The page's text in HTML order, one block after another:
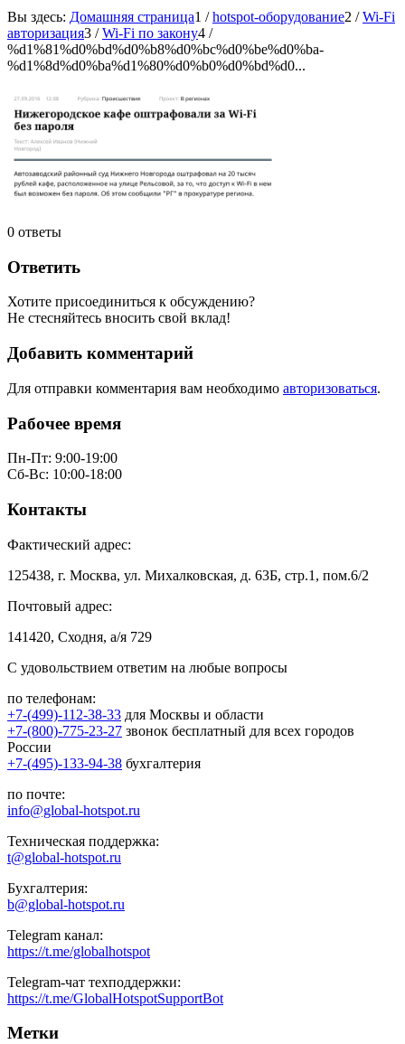
Вы здесь: Домашняя страница1 / hotspot-оборудование2 / Wi-Fi
авторизация3 / Wi-Fi по закону4 /
%d1%81%d0%bd%d0%b8%d0%bc%d0%be%d0%ba-
%d1%8d%d0%ba%d1%80%d0%b0%d0%bd%d0...
0 ответы
Ответить
Хотите присоединиться к обсуждению?
Не стесняйтесь вносить свой вклад!
Добавить комментарий
Для отправки комментария вам необходимо авторизоваться.
Рабочее время
Пн-Пт: 9:00-19:00
Сб-Вс: 10:00-18:00
Контакты
Фактический адрес:
125438, г. Москва, ул. Михалковская, д. 63Б, стр.1, пом.6/2
Почтовый адрес:
141420, Сходня, а/я 729
С удовольствием ответим на любые вопросы
по телефонам:
+7-(499)-112-38-33 для Москвы и области
+7-(800)-775-23-27 звонок бесплатный для всех городов
России
+7-(495)-133-94-38 бухгалтерия
по почте:
info@global-hotspot.ru
Техническая поддержка:
t@global-hotspot.ru
Бухгалтерия:
b@global-hotspot.ru
Telegram канал:
https://t.me/globalhotspot
Telegram-чат техподдержки:
https://t.me/GlobalHotspotSupportBot
Метки